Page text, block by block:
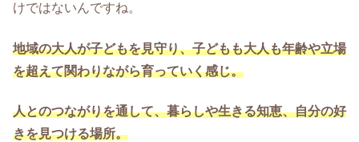
けではないんですね。
地域の大人が子どもを見守り、子どもも大人も年齢や立場
を超えて関わりながら育っていく感じ。
人とのつながりを通して、暮らしや生きる知恵、自分の好
きを見つける場所。